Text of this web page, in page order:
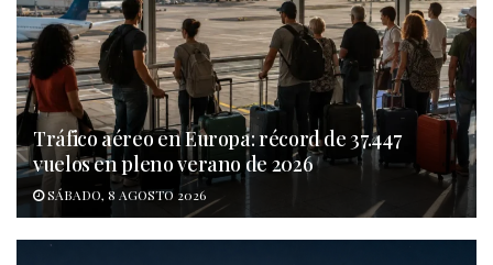
Tráfico aéreo en Europa: récord de 37.447
vuelos en pleno verano de 2026
SÁBADO, 8 AGOSTO 2026